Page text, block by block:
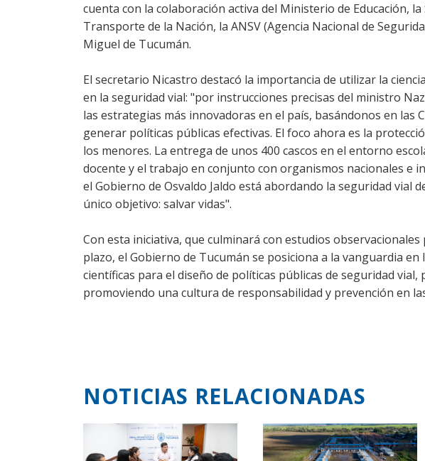
cuenta con la colaboración activa del Ministerio de Educación, la
Transporte de la Nación, la ANSV (Agencia Nacional de
Miguel de Tucumán.
El secretario Nicastro destacó la importancia de utilizar la
en la seguridad vial: "por instrucciones precisas del ministro
las estrategias más innovadoras en el país, basándonos en las
generar políticas públicas efectivas. El foco ahora es la
los menores. La entrega de unos 400 cascos en el entorno
docente y el trabajo en conjunto con organismos nacionales e
el Gobierno de Osvaldo Jaldo está abordando la seguridad vial
único objetivo: salvar vidas".
Con esta iniciativa, que culminará con estudios
plazo, el Gobierno de Tucumán se posiciona a la vanguardia
científicas para el diseño de políticas públicas de seguridad
promoviendo una cultura de responsabilidad y prevención en
NOTICIAS RELACIONADAS